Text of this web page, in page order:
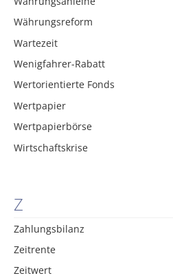
Währungsreform
Wartezeit
Wenigfahrer-Rabatt
Wertorientierte Fonds
Wertpapier
Wertpapierbörse
Wirtschaftskrise
Z
Zahlungsbilanz
Zeitrente
Zeitwert